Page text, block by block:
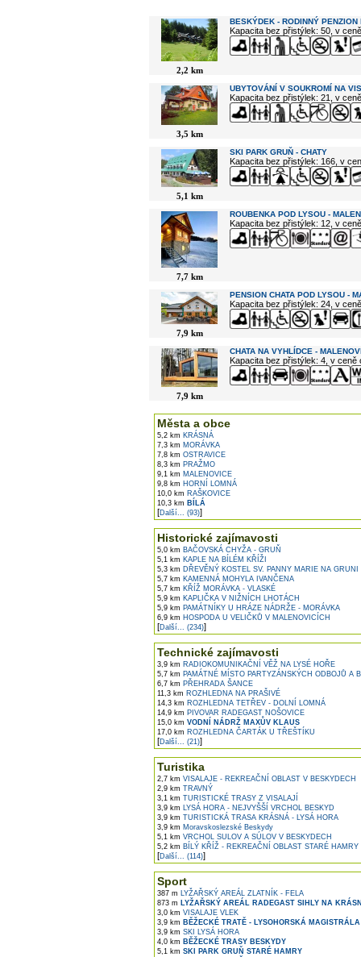
2,2 km
BESKÝDEK - RODINNÝ
Kapacita bez přistýlek: 50, v
3,5 km
UBYTOVÁNÍ V SOUKROMÍ NA
Kapacita bez přistýlek: 21, v
5,1 km
SKI PARK GRUŇ - CHATY
Kapacita bez přistýlek: 166, v
7,7 km
ROUBENKA POD LYSOU -
Kapacita bez přistýlek: 12, v
7,9 km
PENSION CHATA POD LYSOU -
Kapacita bez přistýlek: 24, v
7,9 km
CHATA NA VYHLÍDCE -
Kapacita bez přistýlek: 4, v ceně
Města a obce
5,2 km KRÁSNÁ
7,3 km MORÁVKA
7,8 km OSTRAVICE
8,3 km PRAŽMO
9,1 km MALENOVICE
9,8 km HORNÍ LOMNÁ
10,0 km RAŠKOVICE
10,3 km BÍLÁ
[Další... (93)]
Historické zajímavosti
5,0 km BAČOVSKÁ CHYŽA - GRUŇ
5,1 km KAPLE NA BÍLÉM KŘÍŽI
5,3 km DŘEVĚNÝ KOSTEL SV. PANNY MARIE NA GRUNI
5,7 km KAMENNÁ MOHYLA IVANČENA
5,7 km KŘÍŽ MORÁVKA - VLASKÉ
5,9 km KAPLIČKA V NIŽNÍCH LHOTÁCH
5,9 km PAMÁTNÍKY U HRÁZE NÁDRŽE - MORÁVKA
6,9 km HOSPODA U VELIČKŮ V MALENOVICÍCH
[Další... (234)]
Technické zajímavosti
3,9 km RADIOKOMUNIKAČNÍ VĚŽ NA LYSÉ HOŘE
5,7 km PAMÁTNÉ MÍSTO PARTYZÁNSKÝCH ODBOJŮ A
6,7 km PŘEHRADA ŠANCE
11,3 km ROZHLEDNA NA PRAŠIVÉ
14,3 km ROZHLEDNA TETŘEV - DOLNÍ LOMNÁ
14,9 km PIVOVAR RADEGAST NOŠOVICE
15,0 km VODNÍ NÁDRŽ MAXŮV KLAUS
17,0 km ROZHLEDNA ČARTÁK U TŘEŠTÍKU
[Další... (21)]
Turistika
2,7 km VISALAJE - REKREAČNÍ OBLAST V BESKYDECH
2,9 km TRAVNÝ
3,1 km TURISTICKÉ TRASY Z VISALAJÍ
3,9 km LYSÁ HORA - NEJVYŠŠÍ VRCHOL BESKYD
3,9 km TURISTICKÁ TRASA KRÁSNÁ - LYSÁ HORA
3,9 km Moravskoslezské Beskydy
5,1 km VRCHOL SULOV A SÚLOV V BESKYDECH
5,2 km BÍLÝ KŘÍŽ - REKREAČNÍ OBLAST STARÉ HAMRY
[Další... (114)]
Sport
387 m LYŽAŘSKÝ AREÁL ZLATNÍK - FELA
873 m LYŽAŘSKÝ AREÁL RADEGAST SIHLY NA
3,0 km VISALAJE VLEK
3,9 km BĚŽECKÉ TRATĚ - LYSOHORSKÁ MAGISTRÁLA
3,9 km SKI LYSÁ HORA
4,0 km BĚŽECKÉ TRASY BESKYDY
5,1 km SKI PARK GRUŇ STARÉ HAMRY